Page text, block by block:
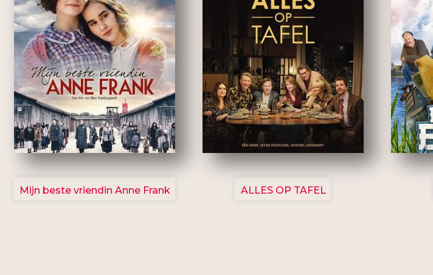
2757
Mijn beste vriendin Anne Frank
3154
ALLES OP TAFEL